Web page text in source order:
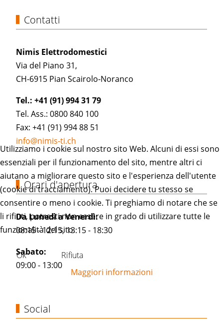
Contatti
Nimis Elettrodomestici
Via del Piano 31,
CH-6915 Pian Scairolo-Noranco
Tel.: +41 (91) 994 31 79
Tel. Ass.: 0800 840 100
Fax: +41 (91) 994 88 51
info@nimis-ti.ch
Orari d'apertura
Da Lunedì a Venerdì:
08:15 - 12:15, 13:15 - 18:30
Sabato:
09:00 - 13:00
Social
Utilizziamo i cookie sul nostro sito Web. Alcuni di essi sono
essenziali per il funzionamento del sito, mentre altri ci
aiutano a migliorare questo sito e l'esperienza dell'utente
(cookie di tracciamento). Puoi decidere tu stesso se
consentire o meno i cookie. Ti preghiamo di notare che se
li rifiuti, potresti non essere in grado di utilizzare tutte le
funzionalità del sito.
Ok
Rifiuta
Maggiori informazioni